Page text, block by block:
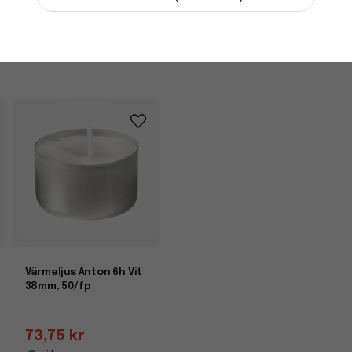
i lager
Värmeljus Anton 6h Vit
38mm, 50/fp
73,75 kr